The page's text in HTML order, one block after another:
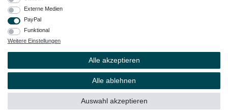
Warenzeichen Ihrer Eigentümer.
© Copyright 2026 – Dauerkauer | Alle Rechte vorbehalten.
Externe Medien
PayPal
Funktional
Weitere Einstellungen
Alle akzeptieren
Alle ablehnen
Auswahl akzeptieren